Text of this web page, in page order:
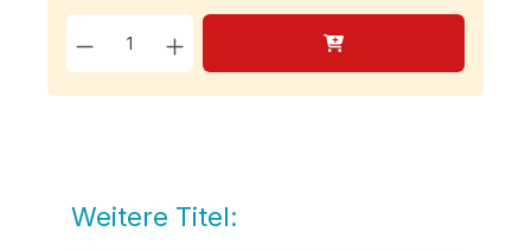
Produkt Anzahl: Gib den
Produktgalerie überspringen
Weitere Titel: